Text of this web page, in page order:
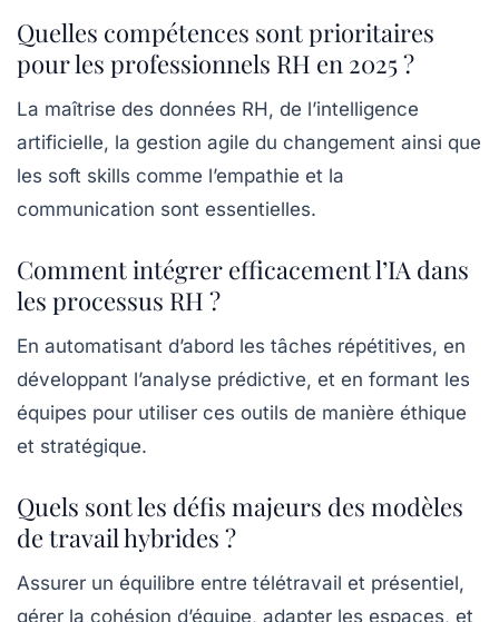
Quelles compétences sont prioritaires
pour les professionnels RH en 2025 ?
La maîtrise des données RH, de l’intelligence
artificielle, la gestion agile du changement ainsi que
les soft skills comme l’empathie et la
communication sont essentielles.
Comment intégrer efficacement l’IA dans
les processus RH ?
En automatisant d’abord les tâches répétitives, en
développant l’analyse prédictive, et en formant les
équipes pour utiliser ces outils de manière éthique
et stratégique.
Quels sont les défis majeurs des modèles
de travail hybrides ?
Assurer un équilibre entre télétravail et présentiel,
gérer la cohésion d’équipe, adapter les espaces, et